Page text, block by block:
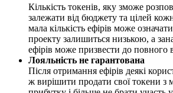
Кількість токенів, яку зможе
залежати від бюджету та цілей
мала кількість ефірів може
проекту залишиться низькою, а
ефірів може призвести до повного
Лояльність не гарантована
Після отримання ефірів деякі
ж вирішити продати свої токени з